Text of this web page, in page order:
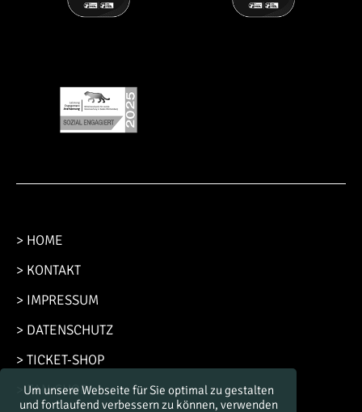
Um unsere Webseite für Sie optimal zu gestalten
und fortlaufend verbessern zu können, verwenden
> HOME
> KONTAKT
> IMPRESSUM
> DATENSCHUTZ
> TICKET-SHOP
> FAN-SHOP